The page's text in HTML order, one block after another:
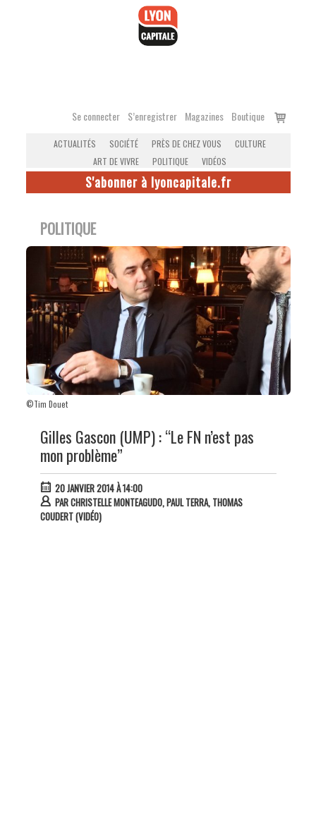
Se connecter S’enregistrer Magazines Boutique
Voir
ACTUALITÉS SOCIÉTÉ PRÈS DE CHEZ VOUS
CULTURE
ART DE VIVRE
POLITIQUE VIDÉOS
S'abonner à lyoncapitale.fr
POLITIQUE
©Tim Douet
Gilles Gascon (UMP) : “Le FN n’est pas
mon problème”
20 JANVIER 2014 À 14:00
PARCHRISTELLE MONTEAGUDO, PAUL TERRA, THOMAS
COUDERT (VIDÉO)